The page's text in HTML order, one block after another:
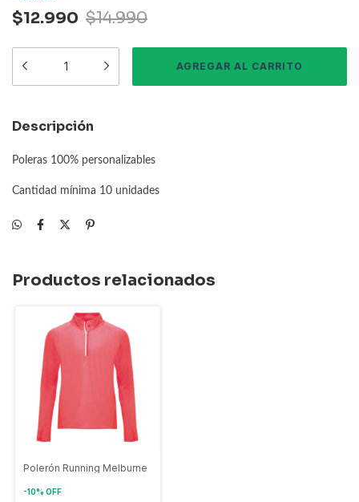
$12.990 $14.990
Descripción
Poleras 100% personalizables
Cantidad mínima 10 unidades
Productos relacionados
Polerón Running Melburne
-10% OFF